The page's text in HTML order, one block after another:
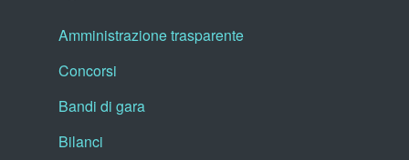
Amministrazione trasparente
Concorsi
Bandi di gara
Bilanci